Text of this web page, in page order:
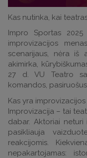
Kas nutinka, kai
Impro Sportas
improvizacijos
scenarijaus, nėra iš
akimirka,
27 d. VU Teatro
komandos,
Kas yra improvizacijos
Improvizacija – tai
dabar. Aktoriai
pasikliauja
reakcijomis.
nepakartojamas: